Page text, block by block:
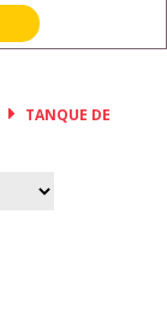
TANQUE DE